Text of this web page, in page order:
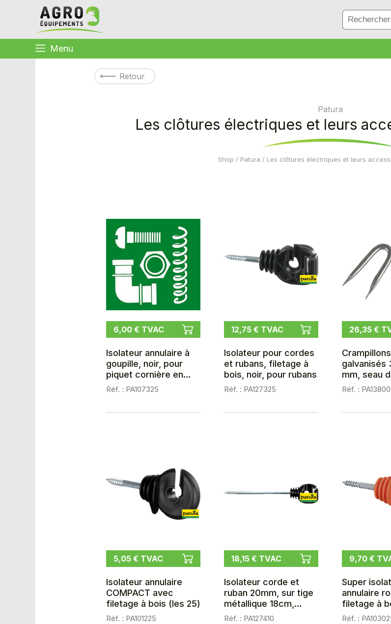
Menu
Retour
Patura
Les clôtures électriques et leurs
Shop / Patura / Les clôtures électriques et leurs
6,00 € TVAC
Isolateur annulaire à
goupille, noir, pour
piquet cornière en
acier, les 25
Réf. : PA107325
12,75 € TVAC
Isolateur pour cordes
et rubans, filetage à
bois, noir, pour rubans
Réf. : PA127325
26,35 €
Crampillons
galvanisés
mm, seau
kg = env.
Réf. :
5,05 € TVAC
Isolateur annulaire
COMPACT avec
filetage à bois (les 25)
Réf. : PA101225
18,15 € TVAC
Isolateur corde et
ruban 20mm, sur tige
métallique 18cm,
filetage bois, les 10
Réf. : PA127410
9,70 €
Super
annulaire
filetage à
6mm, les
Réf. :